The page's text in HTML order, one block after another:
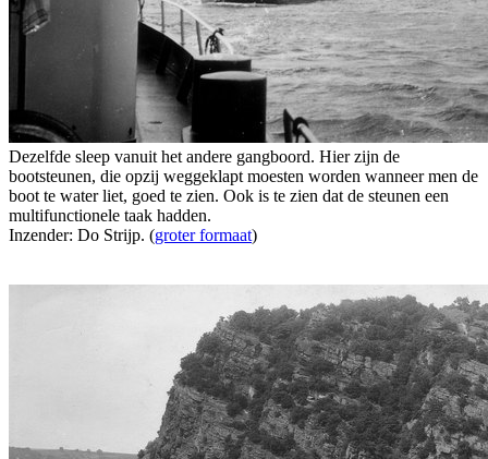
Dezelfde sleep vanuit het andere gangboord. Hier zijn de
bootsteunen, die opzij weggeklapt moesten worden wanneer men de
boot te water liet, goed te zien. Ook is te zien dat de steunen een
multifunctionele taak hadden.
Inzender: Do Strijp. (groter formaat)